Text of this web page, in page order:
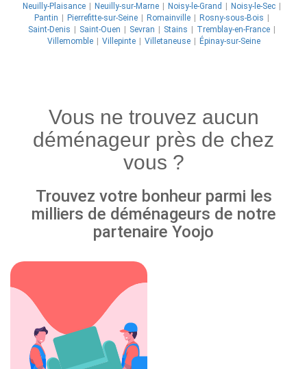
Neuilly-Plaisance
Neuilly-sur-Marne Noisy-le-Grand
Noisy-le-Sec
Pantin
Pierrefitte-sur-Seine Romainville
Rosny-sous-Bois
Saint-Denis
Saint-Ouen Sevran Stains
Tremblay-en-France
Villemomble
Villepinte Villetaneuse Épinay-sur-Seine
Vous ne trouvez aucun
déménageur près de chez
vous ?
Trouvez votre bonheur parmi les
milliers de déménageurs de notre
partenaire Yoojo